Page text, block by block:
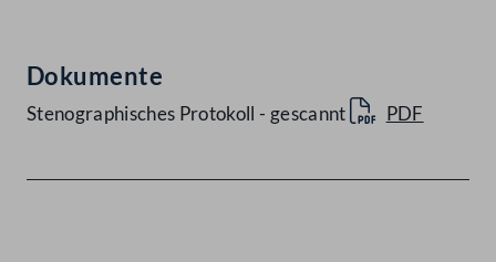
Dokumente
Stenographisches Protokoll - gescannt PDF